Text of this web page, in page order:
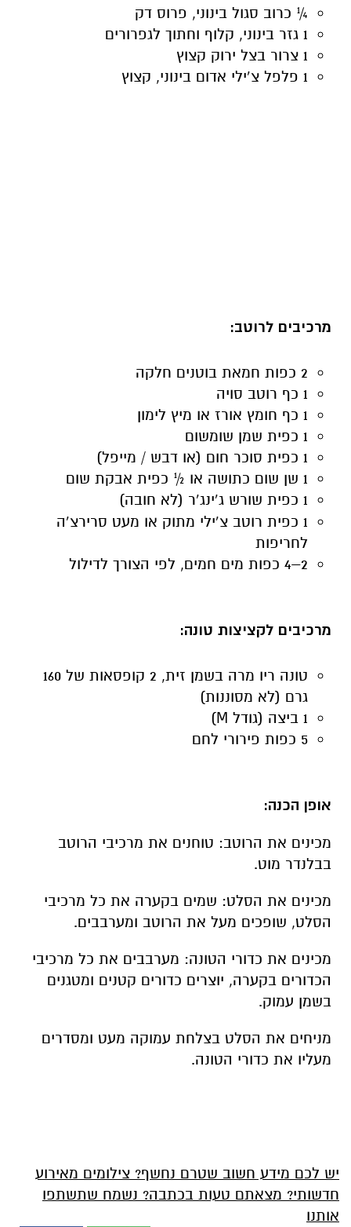
¼ כרוב סגול בינוני, פרוס דק
1 גזר בינוני, קלוף וחתוך לגפרורים
1 צרור בצל ירוק קצוץ
1 פלפל צ’ילי אדום בינוני, קצוץ
מרכיבים לרוטב:
2 כפות חמאת בוטנים חלקה
1 כף רוטב סויה
1 כף חומץ אורז או מיץ לימון
1 כפית שמן שומשום
1 כפית סוכר חום (או דבש / מייפל)
1 שן שום כתושה או ½ כפית אבקת שום
1 כפית שורש ג’ינג’ר (לא חובה)
1 כפית רוטב צ’ילי מתוק או מעט סרירצ’ה
לחריפות
2–4 כפות מים חמים, לפי הצורך לדילול
מרכיבים לקציצות טונה:
טונה ריו מרה בשמן זית, 2 קופסאות של 160
גרם (לא מסוננות)
1 ביצה (גודל M)
5 כפות פירורי לחם
אופן הכנה:
מכינים את הרוטב: טוחנים את מרכיבי הרוטב
בבלנדר מוט.
מכינים את הסלט: שמים בקערה את כל מרכיבי
הסלט, שופכים מעל את הרוטב ומערבבים.
מכינים את כדורי הטונה: מערבבים את כל מרכיבי
הכדורים בקערה, יוצרים כדורים קטנים ומטגנים
בשמן עמוק.
מניחים את הסלט בצלחת עמוקה מעט ומסדרים
מעליו את כדורי הטונה.
יש לכם מידע חשוב שטרם נחשף? צילומים מאירוע
חדשותי? מצאתם טעות בכתבה? נשמח שתשתפו
אותנו